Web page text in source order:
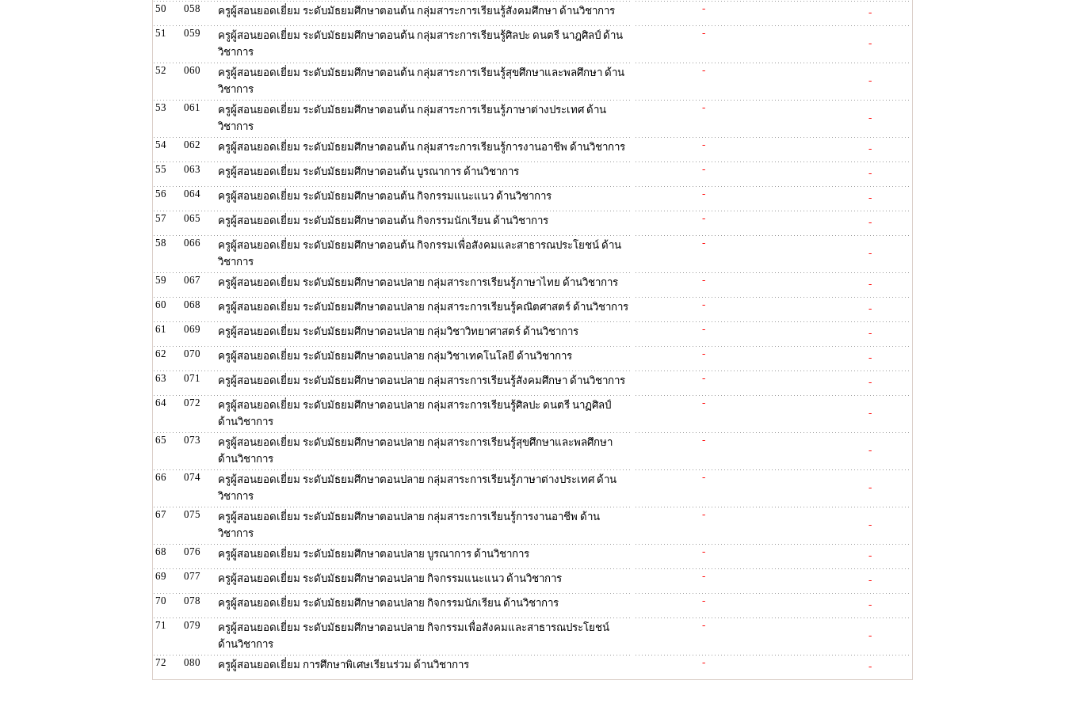
50
058 ครูผู้สอนยอดเยี่ยม ระดับมัธยมศึกษาตอนต้น กลุ่มสาระการเรียนรู้สังคมศึกษา ด้านวิชาการ -
-
51
059
ครูผู้สอนยอดเยี่ยม ระดับมัธยมศึกษาตอนต้น กลุ่มสาระการเรียนรู้ศิลปะ ดนตรี นาฎศิลป์ ด้าน
วิชาการ
-
-
52 060
ครูผู้สอนยอดเยี่ยม ระดับมัธยมศึกษาตอนต้น กลุ่มสาระการเรียนรู้สุขศึกษาและพลศึกษา ด้าน
วิชาการ
-
-
53 061
ครูผู้สอนยอดเยี่ยม ระดับมัธยมศึกษาตอนต้น กลุ่มสาระการเรียนรู้ภาษาต่างประเทศ ด้าน
วิชาการ
-
-
54 062 ครูผู้สอนยอดเยี่ยม ระดับมัธยมศึกษาตอนต้น กลุ่มสาระการเรียนรู้การงานอาชีพ ด้านวิชาการ -
-
55
063 ครูผู้สอนยอดเยี่ยม ระดับมัธยมศึกษาตอนต้น บูรณาการ ด้านวิชาการ -
-
56
064 ครูผู้สอนยอดเยี่ยม ระดับมัธยมศึกษาตอนต้น กิจกรรมแนะแนว ด้านวิชาการ -
-
57
065 ครูผู้สอนยอดเยี่ยม ระดับมัธยมศึกษาตอนต้น กิจกรรมนักเรียน ด้านวิชาการ -
-
58
066
ครูผู้สอนยอดเยี่ยม ระดับมัธยมศึกษาตอนต้น กิจกรรมเพื่อสังคมและสาธารณประโยชน์ ด้าน
วิชาการ
-
-
59 067 ครูผู้สอนยอดเยี่ยม ระดับมัธยมศึกษาตอนปลาย กลุ่มสาระการเรียนรู้ภาษาไทย ด้านวิชาการ -
-
60
068 ครูผู้สอนยอดเยี่ยม ระดับมัธยมศึกษาตอนปลาย กลุ่มสาระการเรียนรู้คณิตศาสตร์ ด้านวิชาการ -
-
61
069 ครูผู้สอนยอดเยี่ยม ระดับมัธยมศึกษาตอนปลาย กลุ่มวิชาวิทยาศาสตร์ ด้านวิชาการ -
-
62
070 ครูผู้สอนยอดเยี่ยม ระดับมัธยมศึกษาตอนปลาย กลุ่มวิชาเทคโนโลยี ด้านวิชาการ -
-
63
071 ครูผู้สอนยอดเยี่ยม ระดับมัธยมศึกษาตอนปลาย กลุ่มสาระการเรียนรู้สังคมศึกษา ด้านวิชาการ -
-
64
072
ครูผู้สอนยอดเยี่ยม ระดับมัธยมศึกษาตอนปลาย กลุ่มสาระการเรียนรู้ศิลปะ ดนตรี นาฏศิลป์
ด้านวิชาการ
-
-
65 073
ครูผู้สอนยอดเยี่ยม ระดับมัธยมศึกษาตอนปลาย กลุ่มสาระการเรียนรู้สุขศึกษาและพลศึกษา
ด้านวิชาการ
-
-
66 074
ครูผู้สอนยอดเยี่ยม ระดับมัธยมศึกษาตอนปลาย กลุ่มสาระการเรียนรู้ภาษาต่างประเทศ ด้าน
วิชาการ
-
-
67 075
ครูผู้สอนยอดเยี่ยม ระดับมัธยมศึกษาตอนปลาย กลุ่มสาระการเรียนรู้การงานอาชีพ ด้าน
วิชาการ
-
-
68 076 ครูผู้สอนยอดเยี่ยม ระดับมัธยมศึกษาตอนปลาย บูรณาการ ด้านวิชาการ -
-
69
077 ครูผู้สอนยอดเยี่ยม ระดับมัธยมศึกษาตอนปลาย กิจกรรมแนะแนว ด้านวิชาการ -
-
70
078 ครูผู้สอนยอดเยี่ยม ระดับมัธยมศึกษาตอนปลาย กิจกรรมนักเรียน ด้านวิชาการ -
-
71
079
ครูผู้สอนยอดเยี่ยม ระดับมัธยมศึกษาตอนปลาย กิจกรรมเพื่อสังคมและสาธารณประโยชน์
ด้านวิชาการ
-
-
72 080 ครูผู้สอนยอดเยี่ยม การศึกษาพิเศษเรียนร่วม ด้านวิชาการ - -